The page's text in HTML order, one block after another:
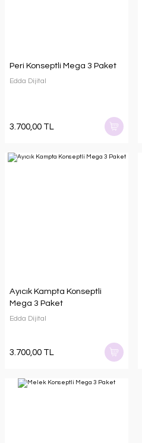
Peri Konseptli Mega 3 Paket
Edda Dijital
3.700,00 TL
Ayıcık Kampta Konseptli
Mega 3 Paket
Edda Dijital
3.700,00 TL